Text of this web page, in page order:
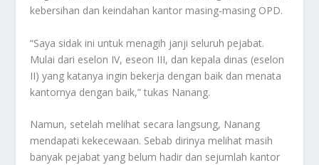
kebersihan dan keindahan kantor masing-masing OPD.
“Saya sidak ini untuk menagih janji seluruh pejabat.
Mulai dari eselon IV, eseon III, dan kepala dinas (eselon
II) yang katanya ingin bekerja dengan baik dan menata
kantornya dengan baik,” tukas Nanang.
Namun, setelah melihat secara langsung, Nanang
mendapati kekecewaan. Sebab dirinya melihat masih
banyak pejabat yang belum hadir dan sejumlah kantor